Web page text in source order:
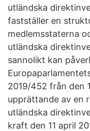
utländska
fastställer en
medlems­staterna
utländska
sannolikt kan
2019/452 från den
upprättande av en
utländska
kraft den 11 april